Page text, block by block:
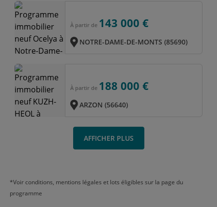
À partir de 143 000 €
NOTRE-DAME-DE-MONTS (85690)
À partir de 188 000 €
ARZON (56640)
AFFICHER PLUS
*Voir conditions, mentions légales et lots éligibles sur la page du
programme